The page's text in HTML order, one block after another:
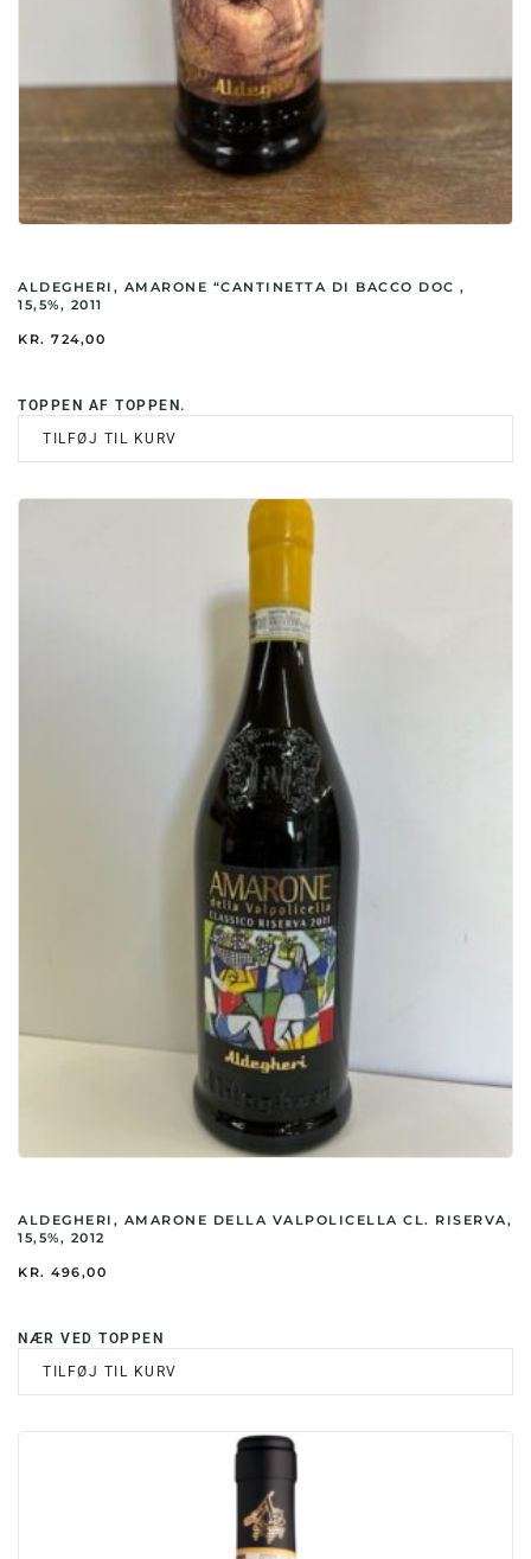
ALDEGHERI, AMARONE “CANTINETTA DI BACCO DOC ,
15,5%, 2011
KR. 724,00
TOPPEN AF TOPPEN.
TILFØJ TIL KURV
ALDEGHERI, AMARONE DELLA VALPOLICELLA CL. RISERVA,
15,5%, 2012
KR. 496,00
NÆR VED TOPPEN
TILFØJ TIL KURV